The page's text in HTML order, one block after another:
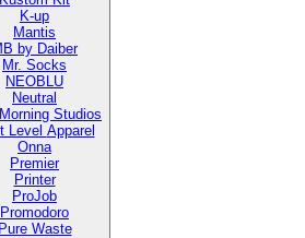
K-up
Mantis
by Daiber
Mr. Socks
NEOBLU
Neutral
Studios
Level Apparel
Onna
Premier
Printer
ProJob
Promodoro
Pure Waste